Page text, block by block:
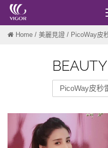
Home / 美麗見證 / PicoWay皮
PicoWay皮秒
醫美微整
雷射光療
BEAUTY